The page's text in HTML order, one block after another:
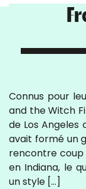
Connus pour
and the Witch
de Los Angeles
avait formé un
rencontre coup
en Indiana, le
un style […]